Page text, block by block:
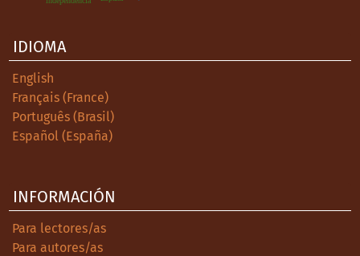
internationalism: the nineteenth-century
roots of Latin American contributions to
international order. Cambridge Review of
International Affairs, 1-23.
1835. Un periódico político durante la
primera república federal. (Tesis de
doctorado). UNAM, México.
IDIOMA
English
Français (France)
Português (Brasil)
Español (España)
INFORMACIÓN
Para lectores/as
Para autores/as